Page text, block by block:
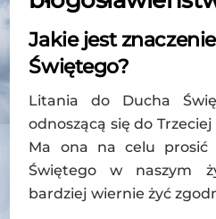
Jakie jest
Świętego?
Litania do Ducha
odnoszącą się do
Ma ona na celu prosić
Świętego w naszym
bardziej wiernie żyć